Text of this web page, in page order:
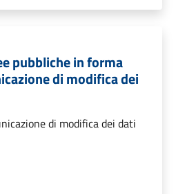
pubbliche in forma
di modifica dei
di modifica dei dati